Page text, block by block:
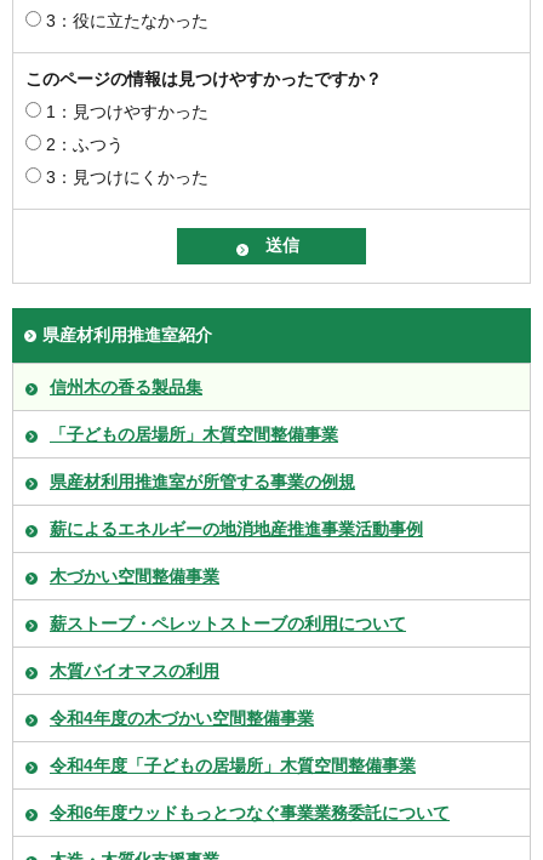
3：役に立たなかった
このページの情報は見つけやすかったですか？
1：見つけやすかった
2：ふつう
3：見つけにくかった
県産材利用推進室紹介
信州木の香る製品集
「子どもの居場所」木質空間整備事業
県産材利用推進室が所管する事業の例規
薪によるエネルギーの地消地産推進事業活動事例
木づかい空間整備事業
薪ストーブ・ペレットストーブの利用について
木質バイオマスの利用
令和4年度の木づかい空間整備事業
令和4年度「子どもの居場所」木質空間整備事業
令和6年度ウッドもっとつなぐ事業業務委託について